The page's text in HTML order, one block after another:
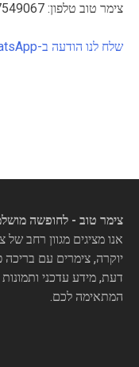
צימר טוב טלפון: 058-7549067
שלח לנו הודעה ב-WhatsApp
צימר טוב - לחופשה
אנו מציגים מגוון רחב
יוקרה, צימרים עם בריכה
דעת, מידע עדכני
המתאימה לכם.